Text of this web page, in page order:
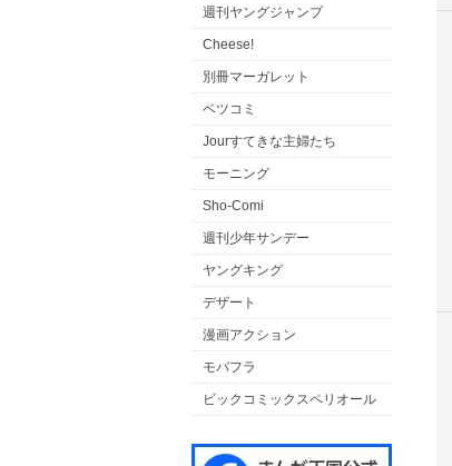
週刊ヤングジャンプ
Cheese!
別冊マーガレット
ベツコミ
Jourすてきな主婦たち
モーニング
Sho-Comi
週刊少年サンデー
ヤングキング
デザート
漫画アクション
モバフラ
ビックコミックスペリオール